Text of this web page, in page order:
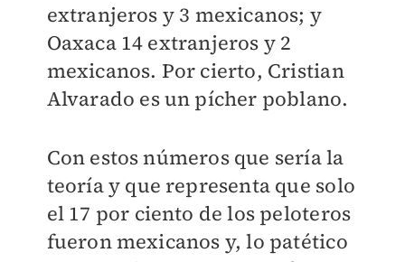
extranjeros y 3 mexicanos; y
Oaxaca 14 extranjeros y 2
mexicanos. Por cierto, Cristian
Alvarado es un pícher poblano.
Con estos números que sería la
teoría y que representa que solo
el 17 por ciento de los peloteros
fueron mexicanos y, lo patético